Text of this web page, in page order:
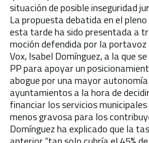
situación de posible inseguridad
La propuesta debatida en el
esta tarde ha sido presentada a
moción defendida por la portavoz
Vox, Isabel Domínguez, a la que
PP para apoyar un
abogue por una mayor
ayuntamientos a la hora de
financiar los servicios
menos gravosa para los
Domínguez ha explicado que la